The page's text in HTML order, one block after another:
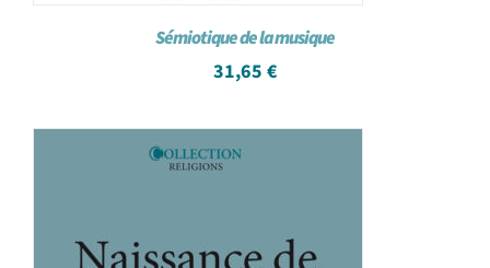
Sémiotique de la musique
31,65 €